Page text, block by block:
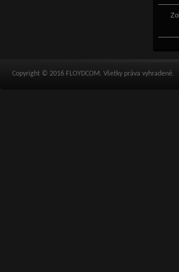
Copyright © 2016 FLOYDCOM. Všetky práva vyhradené.